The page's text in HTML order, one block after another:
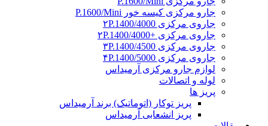
جارو مرکزی کیسه خور P.1600/Mini
جاروی مرکزی ۲P.1400/4000
جاروی مرکزی +۲P.1400/4000
جاروی مرکزی ۳P.1400/4500
جاروی مرکزی ۴P.1400/5000
لوازم جارو مرکزی آرمیداس
لوله و اتصالات
پریز ها
پریز توکار (اتوماتیک) برند آرمیداس
پریز انشعابی آرمیداس